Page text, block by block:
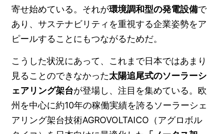
寄せ始めている。それが環境調和型の発電設備で
あり、サステナビリティを重視する企業姿勢をア
ピールすることにもつながるためだ。
こうした状況にあって、これまで日本ではあまり
見ることのできなかった太陽追尾式のソーラーシ
ェアリング架台が登場し、注目を集めている。欧
州を中心に約10年の稼働実績を誇るソーラーシェ
アリング架台技術AGROVOLTAICO（アグロボル